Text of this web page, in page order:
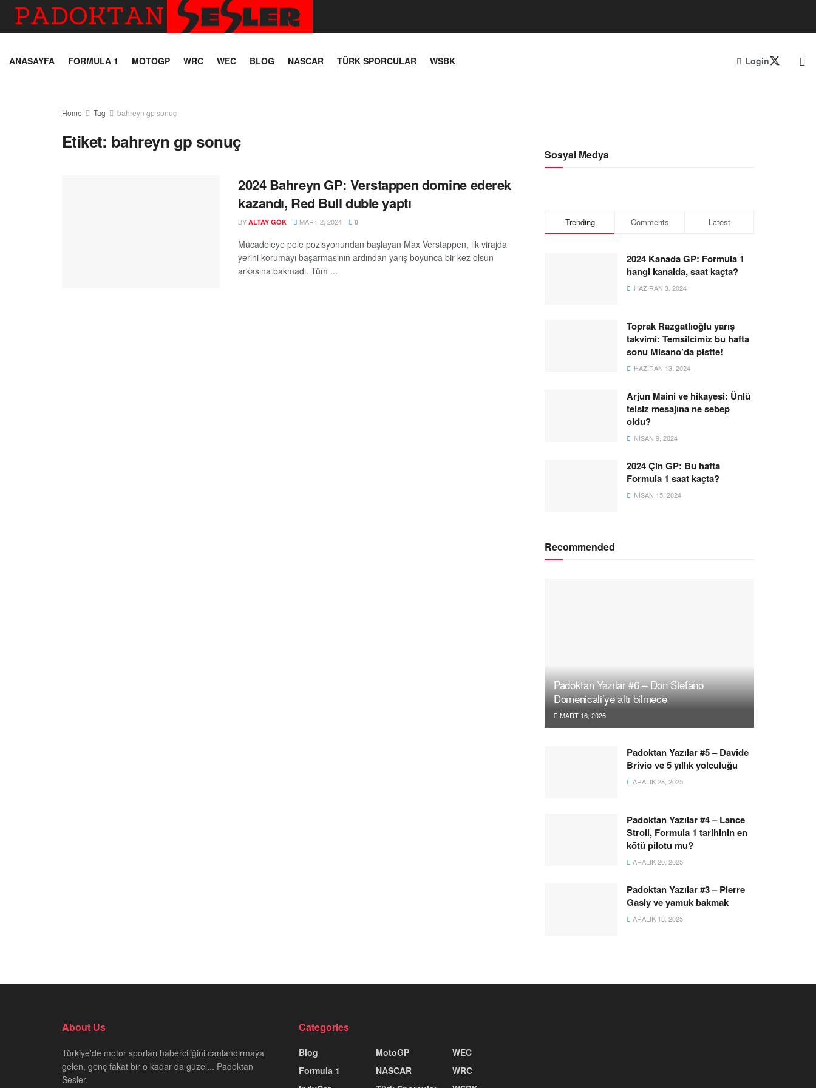
ANASAYFA FORMULA 1 MOTOGP WRC WEC BLOG NASCAR TÜRK SPORCULAR WSBK Login
Home Tag bahreyn gp sonuç
Etiket: bahreyn gp sonuç
2024 Bahreyn GP: Verstappen domine ederek
kazandı, Red Bull duble yaptı
BY ALTAY GÖK MART 2, 2024 0
Mücadeleye pole pozisyonundan başlayan Max Verstappen, ilk virajda
yerini korumayı başarmasının ardından yarış boyunca bir kez olsun
arkasına bakmadı. Tüm ...
Sosyal Medya
Trending Comments Latest
2024 Kanada GP: Formula 1
hangi kanalda, saat kaçta?
HAZIRAN 3, 2024
Toprak Razgatlıoğlu yarış
takvimi: Temsilcimiz bu hafta
sonu Misano’da pistte!
HAZIRAN 13, 2024
Arjun Maini ve hikayesi: Ünlü
telsiz mesajına ne sebep
oldu?
NISAN 9, 2024
2024 Çin GP: Bu hafta
Formula 1 saat kaçta?
NISAN 15, 2024
Recommended
Padoktan Yazılar #6 – Don Stefano
Domenicali’ye altı bilmece
MART 16, 2026
Padoktan Yazılar #5 – Davide
Brivio ve 5 yıllık yolculuğu
ARALIK 28, 2025
Padoktan Yazılar #4 – Lance
Stroll, Formula 1 tarihinin en
kötü pilotu mu?
ARALIK 20, 2025
Padoktan Yazılar #3 – Pierre
Gasly ve yamuk bakmak
ARALIK 18, 2025
About Us
Türkiye'de motor sporları haberciliğini canlandırmaya
gelen, genç fakat bir o kadar da güzel... Padoktan
Sesler.
Categories
Blog
Formula 1
MotoGP
NASCAR
WEC
WRC